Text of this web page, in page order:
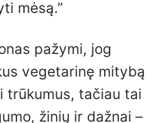
mėsą.”
pažymi, jog
vegetarinę mitybą
trūkumus, tačiau tai
žinių ir dažnai –